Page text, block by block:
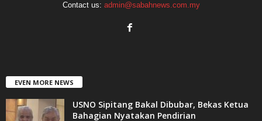
Contact us: admin@sabahnews.com.my
EVEN MORE NEWS
USNO Sipitang Bakal Dibubar, Bekas Ketua
Bahagian Nyatakan Pendirian